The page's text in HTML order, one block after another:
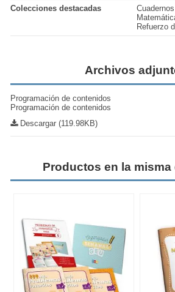
Colecciones destacadas
Refuerzo
Archivos
Programación de contenidos
Programación de contenidos
Descargar (119.98KB)
Productos en la misma